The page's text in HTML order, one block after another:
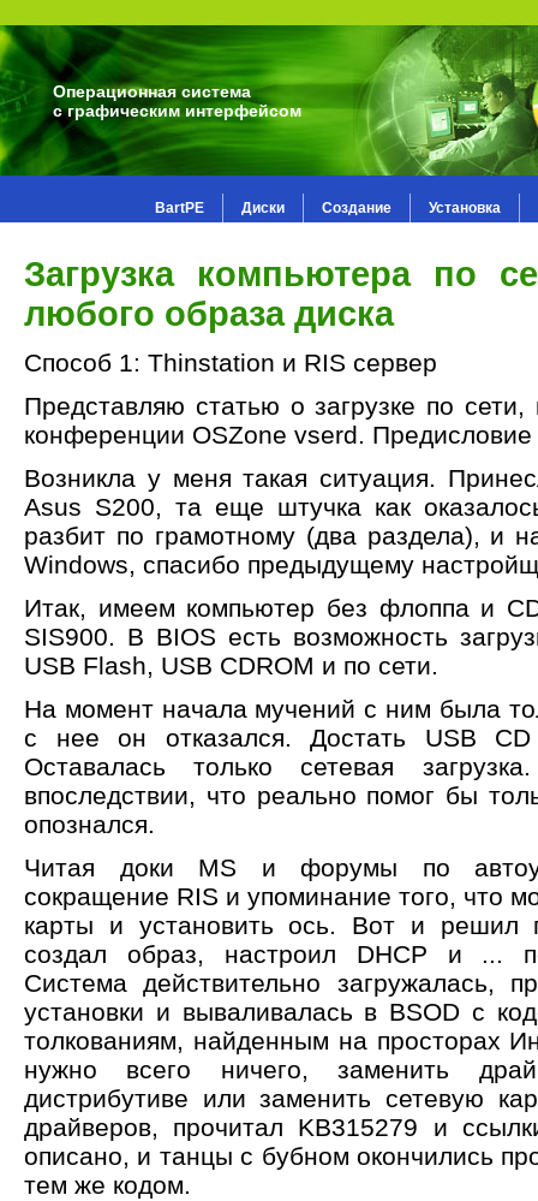
Операционная система
с графическим интерфейсом
BartPE Диски Создание Установка
Загрузка компьютера по
любого образа диска
Способ 1: Thinstation и RIS сервер
Представляю статью о загрузке по сети,
конференции OSZone vserd. Предисловие
Возникла у меня такая ситуация.
Asus S200, та еще штучка как
разбит по грамотному (два раздела), и
Windows, спасибо предыдущему
Итак, имеем компьютер без флоппа и
SIS900. В BIOS есть возможность
USB Flash, USB CDROM и по сети.
На момент начала мучений с ним была
с нее он отказался. Достать USB
Оставалась только сетевая
впоследствии, что реально помог бы
опознался.
Читая доки MS и форумы по
сокращение RIS и упоминание того, что
карты и установить ось. Вот и решил
создал образ, настроил DHCP и ...
Система действительно загружалась,
установки и вываливалась в BSOD с
толкованиям, найденным на просторах
нужно всего ничего, заменить
дистрибутиве или заменить сетевую
драйверов, прочитал KB315279 и
описано, и танцы с бубном окончились
тем же кодом.